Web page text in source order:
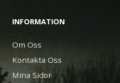
INFORMATION
Om Oss
Kontakta Oss
Mina Sidor